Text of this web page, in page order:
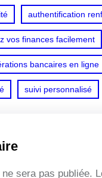
authentification
vos finances facilement
bancaires en ligne
suivi personnalisé
sera pas publiée.